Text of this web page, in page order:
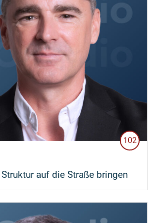
102
auf die Straße bringen